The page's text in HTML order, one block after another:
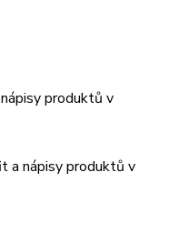
produktů v
a nápisy produktů v